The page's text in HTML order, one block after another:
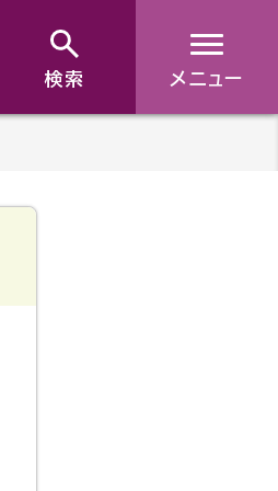
検索 メニュー